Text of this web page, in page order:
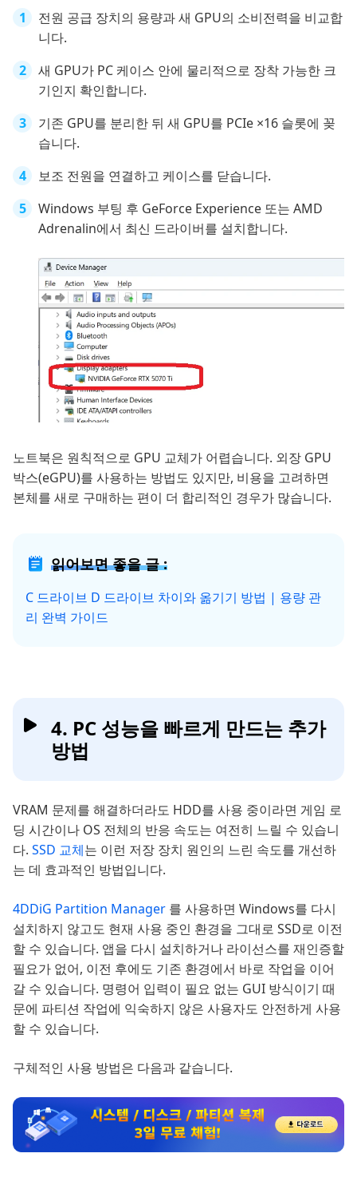
전원 공급 장치의 용량과 새 GPU의 소비전력을 비교합
니다.
새 GPU가 PC 케이스 안에 물리적으로 장착 가능한 크
기인지 확인합니다.
기존 GPU를 분리한 뒤 새 GPU를 PCIe ×16 슬롯에 꽂
습니다.
보조 전원을 연결하고 케이스를 닫습니다.
Windows 부팅 후 GeForce Experience 또는 AMD
Adrenalin에서 최신 드라이버를 설치합니다.
노트북은 원칙적으로 GPU 교체가 어렵습니다. 외장 GPU
박스(eGPU)를 사용하는 방법도 있지만, 비용을 고려하면
본체를 새로 구매하는 편이 더 합리적인 경우가 많습니다.
읽어보면 좋을 글 :
C 드라이브 D 드라이브 차이와 옮기기 방법 | 용량 관
리 완벽 가이드
4. PC 성능을 빠르게 만드는 추가
방법
VRAM 문제를 해결하더라도 HDD를 사용 중이라면 게임 로
딩 시간이나 OS 전체의 반응 속도는 여전히 느릴 수 있습니
다. SSD 교체는 이런 저장 장치 원인의 느린 속도를 개선하
는 데 효과적인 방법입니다.
4DDiG Partition Manager 를 사용하면 Windows를 다시
설치하지 않고도 현재 사용 중인 환경을 그대로 SSD로 이전
할 수 있습니다. 앱을 다시 설치하거나 라이선스를 재인증할
필요가 없어, 이전 후에도 기존 환경에서 바로 작업을 이어
갈 수 있습니다. 명령어 입력이 필요 없는 GUI 방식이기 때
문에 파티션 작업에 익숙하지 않은 사용자도 안전하게 사용
할 수 있습니다.
구체적인 사용 방법은 다음과 같습니다.